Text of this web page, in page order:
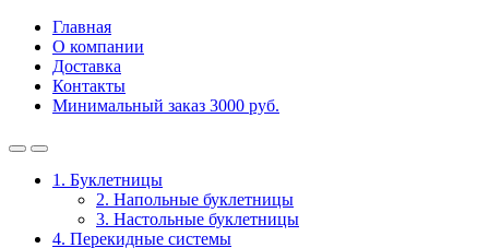
Главная
О компании
Доставка
Контакты
Минимальный заказ 3000 руб.
1. Буклетницы
2. Напольные буклетницы
3. Настольные буклетницы
4. Перекидные системы